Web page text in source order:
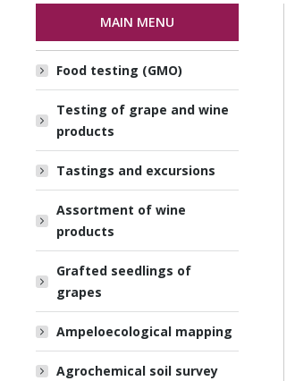
MAIN MENU
Food testing (GMO)
Testing of grape and wine
products
Tastings and excursions
Assortment of wine
products
Grafted seedlings of
grapes
Ampeloecological mapping
Agrochemical soil survey